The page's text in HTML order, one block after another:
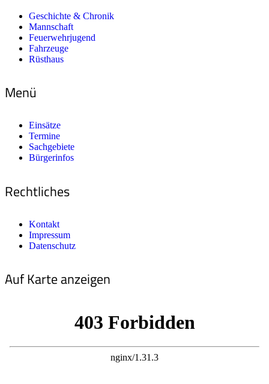
Geschichte & Chronik
Mannschaft
Feuerwehrjugend
Fahrzeuge
Rüsthaus
Menü
Einsätze
Termine
Sachgebiete
Bürgerinfos
Rechtliches
Kontakt
Impressum
Datenschutz
Auf Karte anzeigen